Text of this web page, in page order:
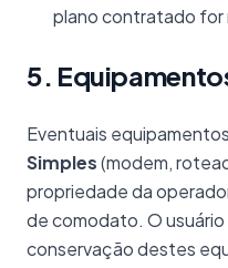
plano contratado for
5.
Eventuais
Simples(modem,
propriedade da
de comodato. O
conservação destes